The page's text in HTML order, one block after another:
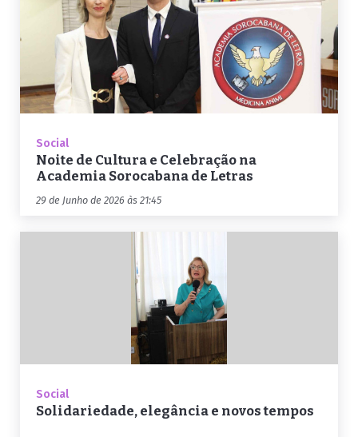
Social
Noite de Cultura e Celebração na
Academia Sorocabana de Letras
29 de Junho de 2026 às 21:45
Social
Solidariedade, elegância e novos tempos